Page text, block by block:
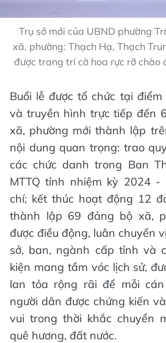
Trụ sở mới của UBND phường
xã, phường: Thạch Hạ, Thạch
được trang trí cờ hoa rực rỡ chào
Buổi lễ được tổ chức tại
và truyền hình trực tiếp đến
xã, phường mới thành lập
nội dung quan trọng: trao
các chức danh trong Ban
MTTQ tỉnh nhiệm kỳ 2024
chí; kết thúc hoạt động 12
thành lập 69 đảng bộ xã,
được điều động, luân chuyển
sở, ban, ngành cấp tỉnh và
kiện mang tầm vóc lịch sử,
lan tỏa rộng rãi để mỗi
người dân được chứng kiến
vui trong thời khắc chuyển
quê hương, đất nước.